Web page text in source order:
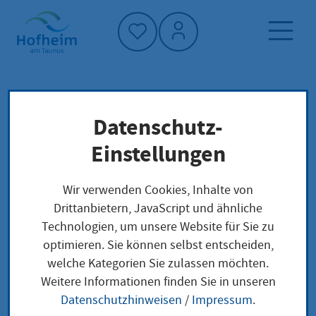
Startseite"
Dienstleistung-Finder
Verwaltungsstruktur
Hessische Lehrkräfteakademie
Hessische
Lehrkräfteakademie
Datenschutz-
Einstellungen
Wir verwenden Cookies, Inhalte von
Drittanbietern, JavaScript und ähnliche
Technologien, um unsere Website für Sie zu
optimieren. Sie können selbst entscheiden,
welche Kategorien Sie zulassen möchten.
Weitere Informationen finden Sie in unseren
Datenschutzhinweisen / Impressum.